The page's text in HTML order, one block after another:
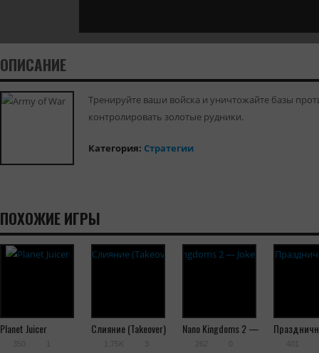
ОПИСАНИЕ
Тренируйте ваши войска и уничтожайте базы
контролировать золотые рудники.
Категория: Cтратегии
ПОХОЖИЕ ИГРЫ
Planet Juicer Слияние (Takeover)
1.75K
Nano Kingdoms 2 —